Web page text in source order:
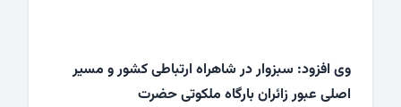
وی افزود: سبزوار در شاهراه ارتباطی کشور و مسیر
اصلی عبور زائران بارگاه ملکوتی حضرت